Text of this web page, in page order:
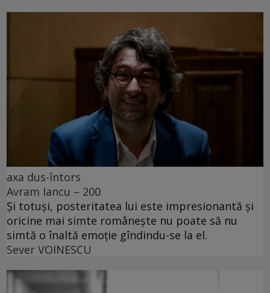
axa dus-întors
Avram Iancu – 200
Și totuși, posteritatea lui este impresionantă și
oricine mai simte românește nu poate să nu
simtă o înaltă emoție gîndindu-se la el.
Sever VOINESCU